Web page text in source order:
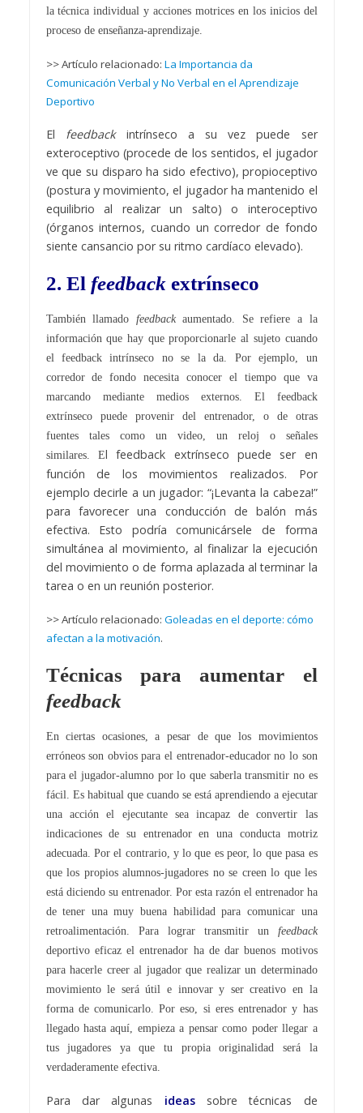
la técnica individual y acciones motrices en los inicios del
proceso de enseñanza-aprendizaje.
>> Artículo relacionado: La Importancia da
Comunicación Verbal y No Verbal en el Aprendizaje
Deportivo
El feedbackintrínseco a su vez puede ser
exteroceptivo (procede de los sentidos, el jugador
ve que su disparo ha sido efectivo), propioceptivo
(postura y movimiento, el jugador ha mantenido el
equilibrio al realizar un salto) o interoceptivo
(órganos internos, cuando un corredor de fondo
siente cansancio por su ritmo cardíaco elevado).
2. El feedbackextrínseco
También llamado feedbackaumentado. Se refiere a la
información que hay que proporcionarle al sujeto cuando
el feedback intrínseco no se la da. Por ejemplo, un
corredor de fondo necesita conocer el tiempo que va
marcando mediante medios externos. El feedback
extrínseco puede provenir del entrenador, o de otras
fuentes tales como un video, un reloj o señales
similares. El feedback extrínseco puede ser en
función de los movimientos realizados. Por
ejemplo decirle a un jugador: “¡Levanta la cabeza!”
para favorecer una conducción de balón más
efectiva. Esto podría comunicársele de forma
simultánea al movimiento, al finalizar la ejecución
del movimiento o de forma aplazada al terminar la
tarea o en un reunión posterior.
>> Artículo relacionado: Goleadas en el deporte: cómo
afectan a la motivación.
Técnicas para aumentar el
feedback
En ciertas ocasiones, a pesar de que los movimientos
erróneos son obvios para el entrenador-educador no lo son
para el jugador-alumno por lo que saberla transmitir no es
fácil. Es habitual que cuando se está aprendiendo a ejecutar
una acción el ejecutante sea incapaz de convertir las
indicaciones de su entrenador en una conducta motriz
adecuada. Por el contrario, y lo que es peor, lo que pasa es
que los propios alumnos-jugadores no se creen lo que les
está diciendo su entrenador. Por esta razón el entrenador ha
de tener una muy buena habilidad para comunicar una
retroalimentación. Para lograr transmitir un feedback
deportivo eficaz el entrenador ha de dar buenos motivos
para hacerle creer al jugador que realizar un determinado
movimiento le será útil e innovar y ser creativo en la
forma de comunicarlo. Por eso, si eres entrenador y has
llegado hasta aquí, empieza a pensar como poder llegar a
tus jugadores ya que tu propia originalidad será la
verdaderamente efectiva.
Para dar algunas ideas
sobre técnicas de